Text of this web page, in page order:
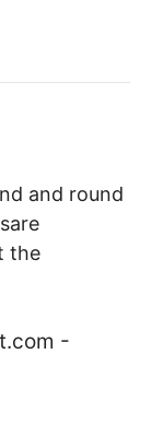
and round
the
-